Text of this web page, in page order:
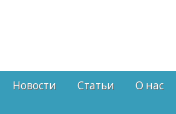
Новости Статьи О нас